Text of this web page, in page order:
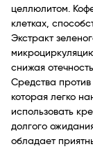
целлюлитом.
клетках,
Экстракт
снижая
Средства
которая легко
использовать
долгого
обладает